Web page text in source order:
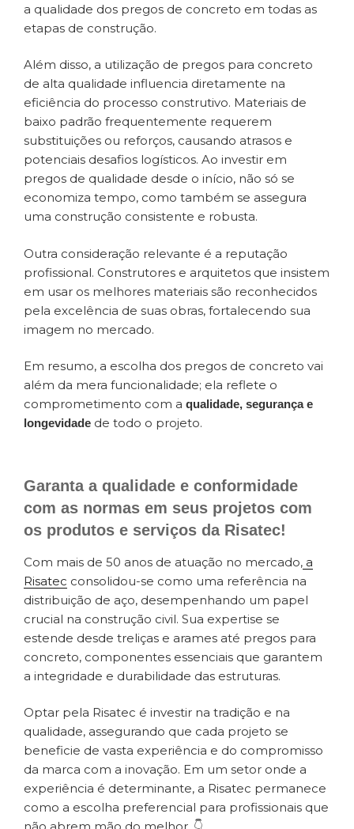
a qualidade dos pregos de concreto em todas as
etapas de construção.
Além disso, a utilização de pregos para concreto
de alta qualidade influencia diretamente na
eficiência do processo construtivo. Materiais de
baixo padrão frequentemente requerem
substituições ou reforços, causando atrasos e
potenciais desafios logísticos. Ao investir em
pregos de qualidade desde o início, não só se
economiza tempo, como também se assegura
uma construção consistente e robusta.
Outra consideração relevante é a reputação
profissional. Construtores e arquitetos que insistem
em usar os melhores materiais são reconhecidos
pela excelência de suas obras, fortalecendo sua
imagem no mercado.
Em resumo, a escolha dos pregos de concreto vai
além da mera funcionalidade; ela reflete o
comprometimento com a qualidade, segurança e
longevidade de todo o projeto.
Garanta a qualidade e conformidade
com as normas em seus projetos com
os produtos e serviços da Risatec!
Com mais de 50 anos de atuação no mercado, a
Risatec consolidou-se como uma referência na
distribuição de aço, desempenhando um papel
crucial na construção civil. Sua expertise se
estende desde treliças e arames até pregos para
concreto, componentes essenciais que garantem
a integridade e durabilidade das estruturas.
Optar pela Risatec é investir na tradição e na
qualidade, assegurando que cada projeto se
beneficie de vasta experiência e do compromisso
da marca com a inovação. Em um setor onde a
experiência é determinante, a Risatec permanece
como a escolha preferencial para profissionais que